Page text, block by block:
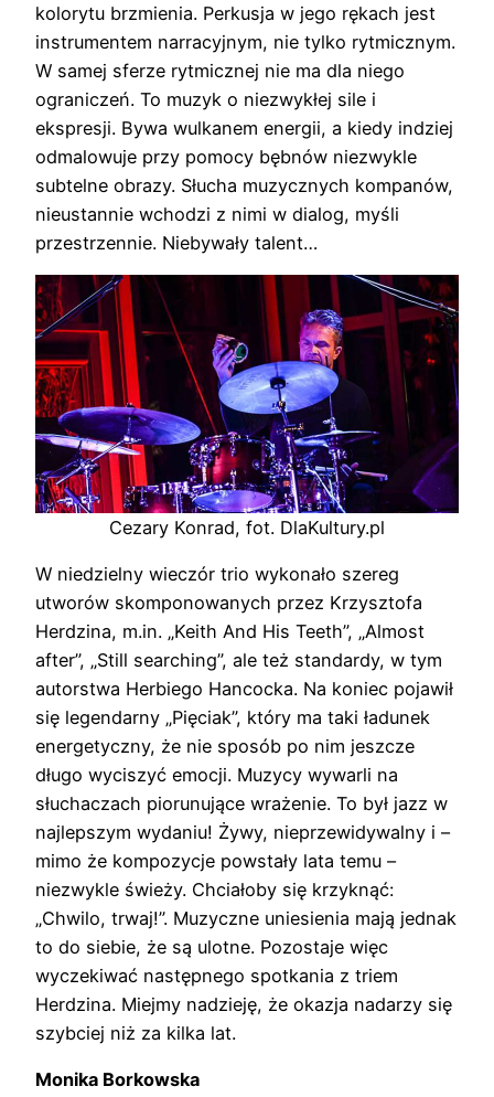
kolorytu brzmienia. Perkusja w jego rękach jest
instrumentem narracyjnym, nie tylko rytmicznym.
W samej sferze rytmicznej nie ma dla niego
ograniczeń. To muzyk o niezwykłej sile i
ekspresji. Bywa wulkanem energii, a kiedy indziej
odmalowuje przy pomocy bębnów niezwykle
subtelne obrazy. Słucha muzycznych kompanów,
nieustannie wchodzi z nimi w dialog, myśli
przestrzennie. Niebywały talent…
Cezary Konrad, fot. DlaKultury.pl
W niedzielny wieczór trio wykonało szereg
utworów skomponowanych przez Krzysztofa
Herdzina, m.in. „Keith And His Teeth”, „Almost
after”, „Still searching”, ale też standardy, w tym
autorstwa Herbiego Hancocka. Na koniec pojawił
się legendarny „Pięciak”, który ma taki ładunek
energetyczny, że nie sposób po nim jeszcze
długo wyciszyć emocji. Muzycy wywarli na
słuchaczach piorunujące wrażenie. To był jazz w
najlepszym wydaniu! Żywy, nieprzewidywalny i –
mimo że kompozycje powstały lata temu –
niezwykle świeży. Chciałoby się krzyknąć:
„Chwilo, trwaj!”. Muzyczne uniesienia mają jednak
to do siebie, że są ulotne. Pozostaje więc
wyczekiwać następnego spotkania z triem
Herdzina. Miejmy nadzieję, że okazja nadarzy się
szybciej niż za kilka lat.
Monika Borkowska